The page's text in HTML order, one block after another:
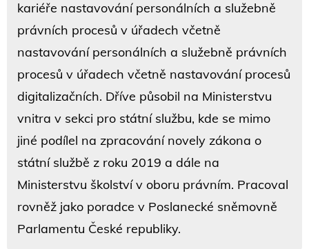
kariéře nastavování personálních a služebně
právních procesů v úřadech včetně
nastavování personálních a služebně právních
procesů v úřadech včetně nastavování procesů
digitalizačních. Dříve působil na Ministerstvu
vnitra v sekci pro státní službu, kde se mimo
jiné podílel na zpracování novely zákona o
státní službě z roku 2019 a dále na
Ministerstvu školství v oboru právním. Pracoval
rovněž jako poradce v Poslanecké sněmovně
Parlamentu České republiky.